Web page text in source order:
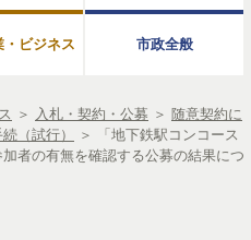
ビジネス 市政全般
＞ 入札・契約・公募 ＞ 随意契約に
（試行）
＞
「地下鉄駅コンコース
者の有無を確認する公募の結果につ